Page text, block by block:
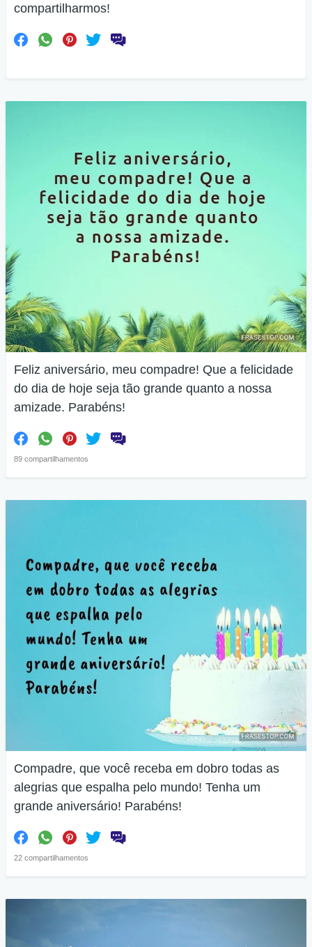
compartilharmos!
Feliz aniversário, meu compadre! Que a felicidade
do dia de hoje seja tão grande quanto a nossa
amizade. Parabéns!
89 compartilhamentos
Compadre, que você receba em dobro todas as
alegrias que espalha pelo mundo! Tenha um
grande aniversário! Parabéns!
22 compartilhamentos